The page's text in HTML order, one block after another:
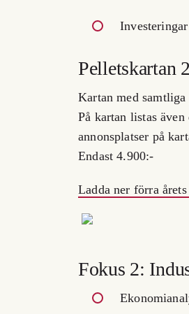
Pelletskartan
Kartan med
På kartan listas
annonsplatser på
Endast 4.900:-
Ladda ner förra
Fokus 2: